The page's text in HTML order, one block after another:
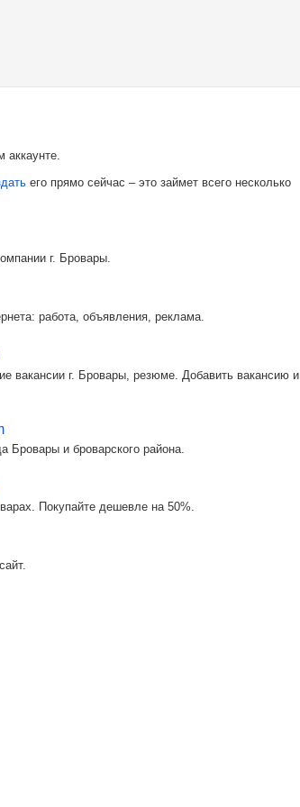
его прямо сейчас – это займет всего несколько
г. Бровары.
работа, объявления, реклама.
вакансии г. Бровары, резюме. Добавить вакансию и
Бровары и броварского района.
Покупайте дешевле на 50%.